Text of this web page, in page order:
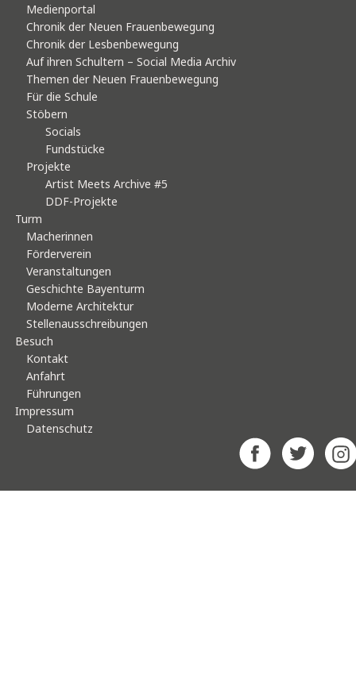
Medienportal
Chronik der Neuen Frauenbewegung
Chronik der Lesbenbewegung
Auf ihren Schultern – Social Media Archiv
Themen der Neuen Frauenbewegung
Für die Schule
Stöbern
Socials
Fundstücke
Projekte
Artist Meets Archive #5
DDF-Projekte
Turm
Macherinnen
Förderverein
Veranstaltungen
Geschichte Bayenturm
Moderne Architektur
Stellenausschreibungen
Besuch
Kontakt
Anfahrt
Führungen
Impressum
Datenschutz